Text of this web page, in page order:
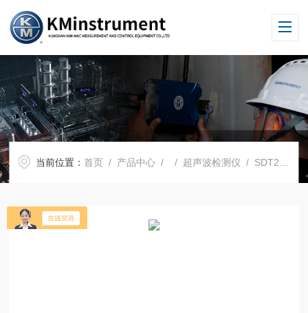
当前位置：首页 / 产品中心 / / 超声波检测仪 / SDT270超声波检漏仪